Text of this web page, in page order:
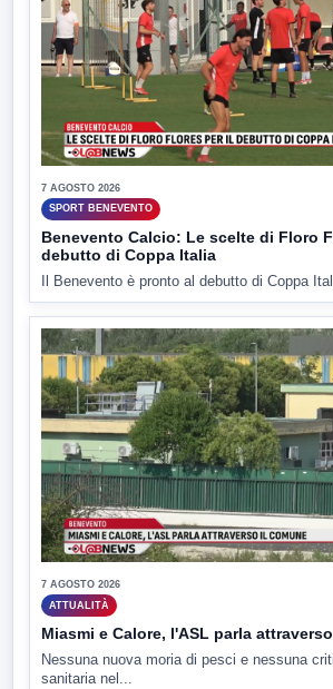
7 AGOSTO 2026
SPORT BENEVENTO
Benevento Calcio: Le scelte di Floro
debutto di Coppa Italia
Il Benevento è pronto al debutto di Coppa
7 AGOSTO 2026
ATTUALITÀ
Miasmi e Calore, l'ASL parla
Nessuna nuova moria di pesci e nessuna
sanitaria nel...